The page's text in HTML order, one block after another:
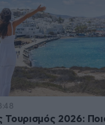
Τουρισμός 2026: